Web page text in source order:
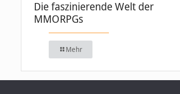
Die faszinierende Welt der
MMORPGs
Mehr